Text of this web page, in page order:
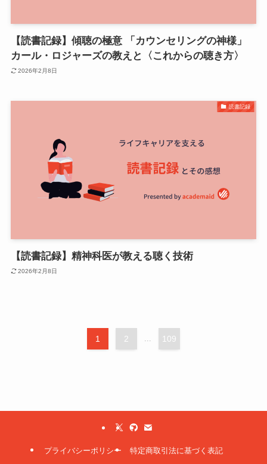
【読書記録】傾聴の極意 「カウンセリングの神様」
カール・ロジャーズの教えと〈これからの聴き方〉
2026年2月8日
読書記録
【読書記録】精神科医が教える聴く技術
2026年2月8日
1 2 109
プライバシーポリシー 特定商取引法に基づく表記